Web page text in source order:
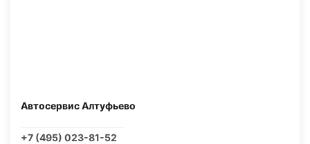
Автосервис Алтуфьево
+7 (495) 023-81-52